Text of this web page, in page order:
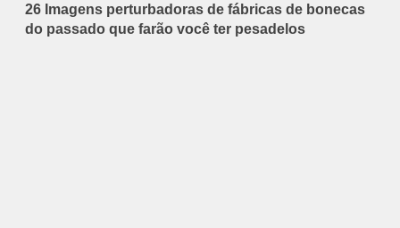
26 Imagens perturbadoras de fábricas de bonecas
do passado que farão você ter pesadelos